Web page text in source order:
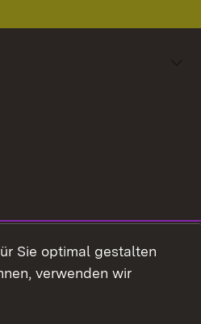
Sie optimal gestalten
verwenden wir